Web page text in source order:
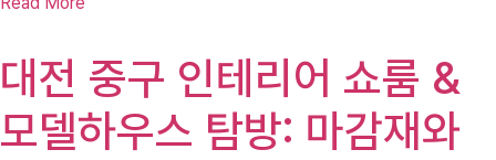
대전 중구 인테리어 쇼룸 &
모델하우스 탐방: 마감재와